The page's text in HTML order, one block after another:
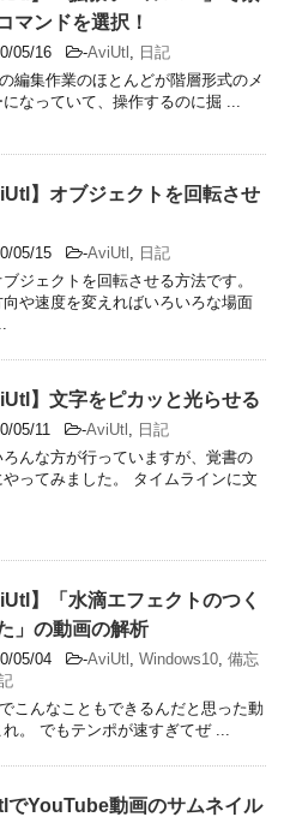
マンドを選択！
05/16 -AviUtl
日記
編集作業のほとんどが階層形式のメ
になっていて、操作するのに掘 ...
】オブジェクトを回転させ
05/15 -AviUtl
日記
ジェクトを回転させる方法です。
向や速度を変えればいろいろな場面
】文字をピカッと光らせる
05/11 -AviUtl
日記
ろんな方が行っていますが、覚書の
やってみました。 タイムラインに文
】「水滴エフェクトのつく
」の動画の解析
05/04 -AviUtl Windows10 備忘
こんなこともできるんだと思った動
。 でもテンポが速すぎてぜ ...
でYouTube動画のサムネイル